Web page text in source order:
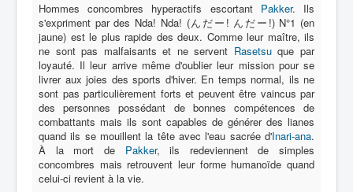
Référence
Fanservice
Générique
Protagoniste
Entourage
Antagoniste
Monstre
Hommes concombres hyperactifs escortant Pakker. Ils
s'expriment par des Nda! Nda! (んだー! んだー!) N°1 (en
jaune) est le plus rapide des deux. Comme leur maître, ils
ne sont pas malfaisants et ne servent Rasetsuque par
loyauté. Il leur arrive même d'oublier leur mission pour se
livrer aux joies des sports d'hiver. En temps normal, ils ne
sont pas particulièrement forts et peuvent être vaincus par
des personnes possédant de bonnes compétences de
combattants mais ils sont capables de générer des lianes
quand ils se mouillent la tête avec l'eau sacrée d'Inari-ana.
À la mort de Pakker, ils redeviennent de simples
concombres mais retrouvent leur forme humanoïde quand
celui-ci revient à la vie.